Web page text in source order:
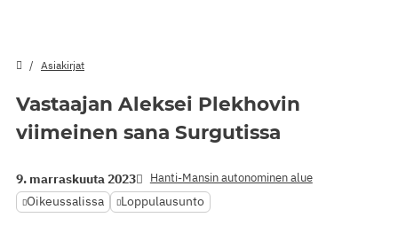
Asiakirjat
Vastaajan Aleksei Plekhovin
viimeinen sana Surgutissa
9. marraskuuta 2023 Hanti-Mansin autonominen alue
Oikeussalissa Loppulausunto